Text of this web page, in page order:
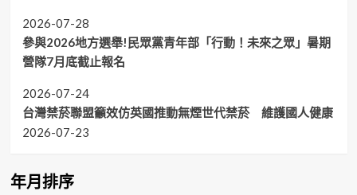
2026-07-28
參與2026地方選舉!民眾黨青年部「行動！未來之眾」暑期
營隊7月底截止報名
2026-07-24
台灣禁菸聯盟籲效仿英國推動無煙世代禁菸 維護國人健康
2026-07-23
年月排序